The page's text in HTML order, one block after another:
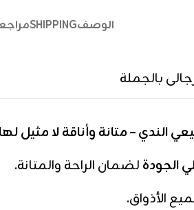
الوصفSHIPPING
– متانة وأناقة لا مثيل لها
الجودة لضمان الراحة والمتانة.
الأذواق.